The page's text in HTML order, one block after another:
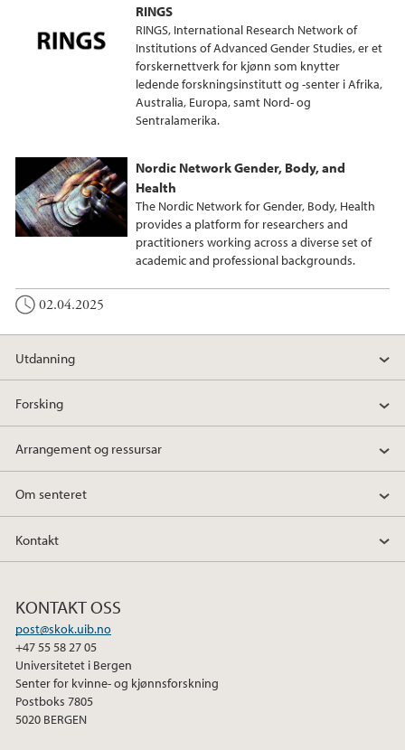
RINGS
RINGS, International Research Network of
Institutions of Advanced Gender Studies, er et
forskernettverk for kjønn som knytter
ledende forskningsinstitutt og -senter i Afrika,
Australia, Europa, samt Nord- og
Sentralamerika.
Nordic Network Gender, Body, and
Health
The Nordic Network for Gender, Body, Health
provides a platform for researchers and
practitioners working across a diverse set of
academic and professional backgrounds.
02.04.2025
Utdanning
Forsking
Arrangement og ressursar
Om senteret
Kontakt
KONTAKT OSS
post@skok.uib.no
+47 55 58 27 05
Universitetet i Bergen
Senter for kvinne- og kjønnsforskning
Postboks 7805
5020 BERGEN